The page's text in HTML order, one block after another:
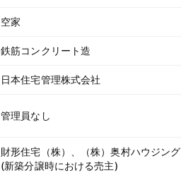
空家
鉄筋コンクリート造
日本住宅管理株式会社
管理員なし
財形住宅（株）、（株）奥村ハウジング
(新築分譲時における売主)